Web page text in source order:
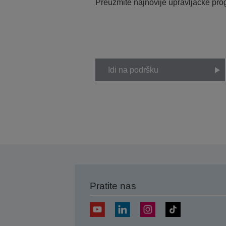
Preuzmite najnovije upravljačke
Idi na podršku
Pratite nas